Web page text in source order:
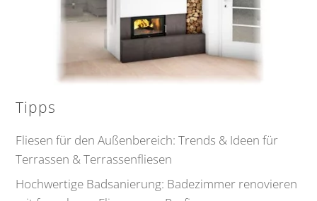
Tipps
Fliesen für den Außenbereich: Trends & Ideen für
Terrassen & Terrassenfliesen
Hochwertige Badsanierung: Badezimmer renovieren